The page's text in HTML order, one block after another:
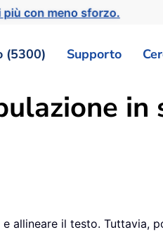
più con meno sforzo.
(5300) Supporto
in
allineare il testo. Tuttavia,